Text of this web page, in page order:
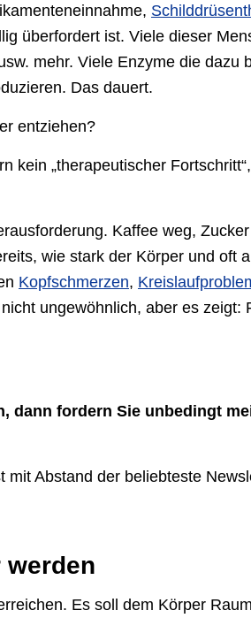
überfordert ist. Viele dieser
mehr. Viele Enzyme die dazu
Das dauert.
entziehen?
kein „therapeutischer
Kaffee weg,
wie stark der Körper und oft
Kopfschmerzen,
ungewöhnlich, aber es zeigt:
dann fordern Sie unbedingt
mit Abstand der beliebteste
Es soll dem Körper